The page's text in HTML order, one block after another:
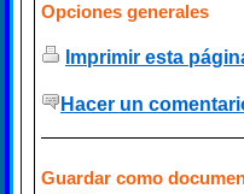
Opciones generales
Imprimir esta
Hacer un
Guardar como